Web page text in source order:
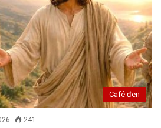
Café đen
241